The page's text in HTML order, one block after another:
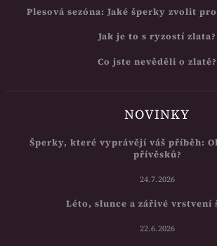
Plesová sezóna: Jaké šperky zvolit
Jak je to s ryzostí zlata?
Co jste nevěděli o zlatě?
NOVINKY
Šperky, které vyprávějí váš příběh:
přívěsků?
24.7.2026
Léto, slunce a zářivé vrstvení
22.6.2026